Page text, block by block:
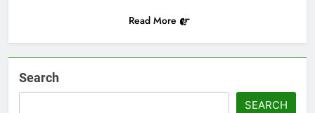
Read More
Search
SEARCH